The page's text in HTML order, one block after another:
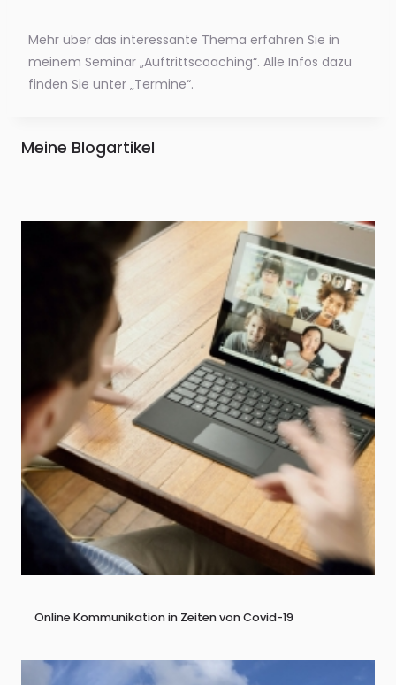
Mehr über das interessante Thema erfahren Sie in
meinem Seminar „Auftrittscoaching“. Alle Infos dazu
finden Sie unter „Termine“.
Meine Blogartikel
Online Kommunikation in Zeiten von Covid-19